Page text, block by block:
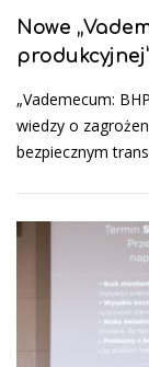
Nowe
„Vademecum:
wiedzy o
bezpiecznym